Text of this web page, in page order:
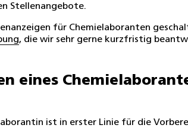
Stellenangebote.
für Chemielaboranten
, die wir sehr gerne kurzfristig
eines
ist in erster Linie für die